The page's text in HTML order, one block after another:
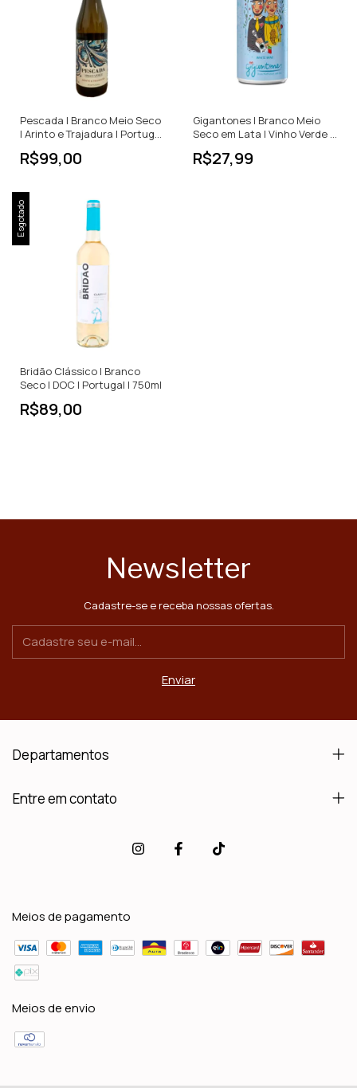
Pescada | Branco Meio Seco
| Arinto e Trajadura | Portugal
R$99,00
Gigantones | Branco Meio
Seco em Lata | Vinho Verde |
R$27,99
Esgotado
Bridão Clássico | Branco
Seco | DOC | Portugal | 750ml
R$89,00
Newsletter
Cadastre-se e receba nossas ofertas.
Departamentos
Entre em contato
Meios de pagamento
Meios de envio